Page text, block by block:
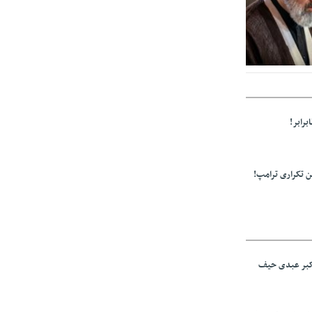
تکراری ترامپ!
عبدی حیف